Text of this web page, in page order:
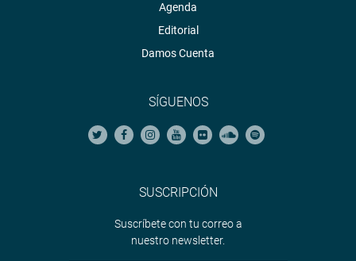
Agenda
Editorial
Damos Cuenta
SÍGUENOS
SUSCRIPCIÓN
Suscríbete con tu correo a
nuestro newsletter.